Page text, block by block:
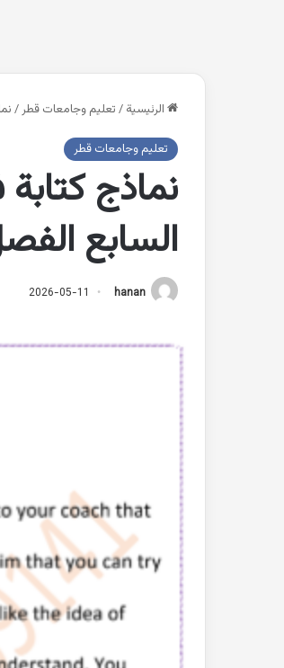
الرئيسية / تعليم وجامعات قطر/
تعليم وجامعات قطر
نماذج
السابع
hanan
2026-05-11